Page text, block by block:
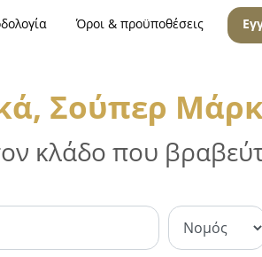
Όροι & προϋποθέσεις
Σούπερ
κλάδο που